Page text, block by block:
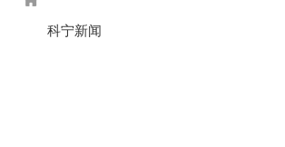
科宁新闻